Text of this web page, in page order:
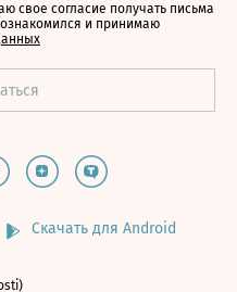
свое согласие получать письма
и принимаю
Скачать для Android